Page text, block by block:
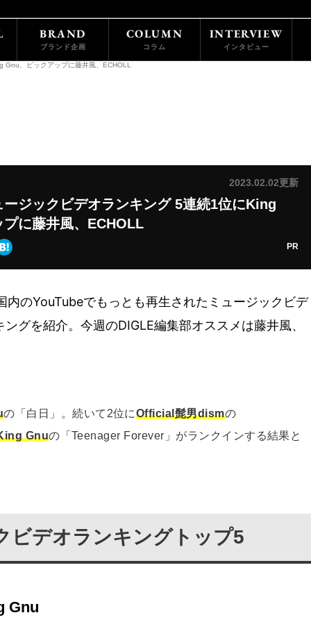
BRAND
ブランド企画
COLUMN
コラム
INTERVIEW
インタビュー
Gnu、ピックアップに藤井風、ECHOLL
2023.02.02更新
ジックビデオランキング 5連続1位にKing
に藤井風、ECHOLL
PR
内のYouTubeでもっとも再生されたミュージックビデ
グを紹介。今週のDIGLE編集部オススメは藤井風、
の「白日」。続いて2位にOfficial髭男dismの
Gnuの「Teenager Forever」がランクインする結果と
ビデオランキングトップ5
Gnu